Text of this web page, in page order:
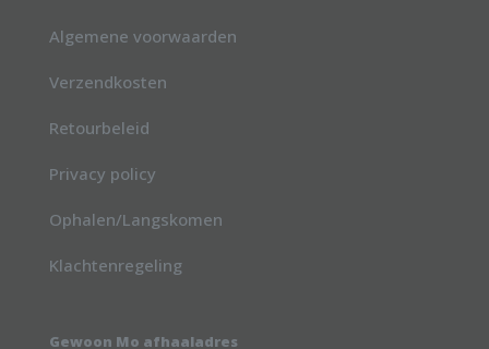
Algemene voorwaarden
Verzendkosten
Retourbeleid
Privacy policy
Ophalen/Langskomen
Klachtenregeling
Gewoon Mo afhaaladres